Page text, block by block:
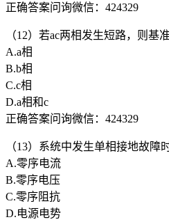
正确答案问询微信：424329
（12）若ac两相发生短路，则基
A.a相
B.b相
C.c相
D.a相和c
正确答案问询微信：424329
（13）系统中发生单相接地故障
A.零序电流
B.零序电压
C.零序阻抗
D.电源电势